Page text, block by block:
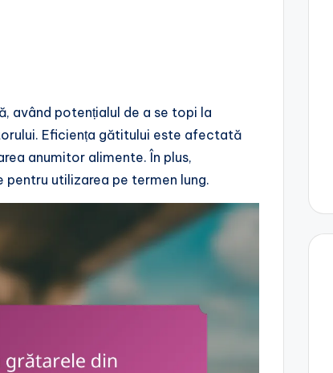
având potențialul de a se topi la
Eficiența gătitului este afectată
anumitor alimente. În plus,
utilizarea pe termen lung.